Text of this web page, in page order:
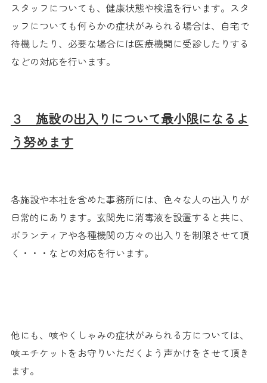
スタッフについても、健康状態や検温を行います。 スタ
ッフについても何らかの症状がみられる場合は、 自宅で
待機したり、 必要な場合には医療機関に受診したりする
などの対応を行います。
３ 施設の出入りについて最小限になるよ
う努めます
各施設や本社を含めた事務所には、 色々な人の出入りが
日常的にあります。 玄関先に消毒液を設置すると共に、
ボランティアや各種機関の方々の出入りを制限させて頂
く・・・などの対応を行います。
他にも、咳やくしゃみの症状がみられる方については、
咳エチケットをお守りいただくよう声かけをさせて頂き
ます。